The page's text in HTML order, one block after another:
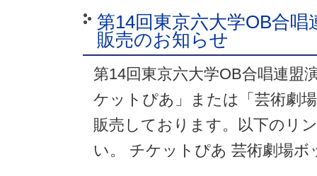
第14回東京六大学OB合
販売のお知らせ
第14回東京六大学OB合唱連盟
ケットぴあ」または「芸術劇
販売しております。以下のリ
い。 チケットぴあ 芸術劇場